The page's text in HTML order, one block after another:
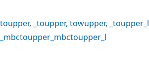
toupper, _toupper, towupper, _toupper_l
_mbctoupper _mbctoupper_l